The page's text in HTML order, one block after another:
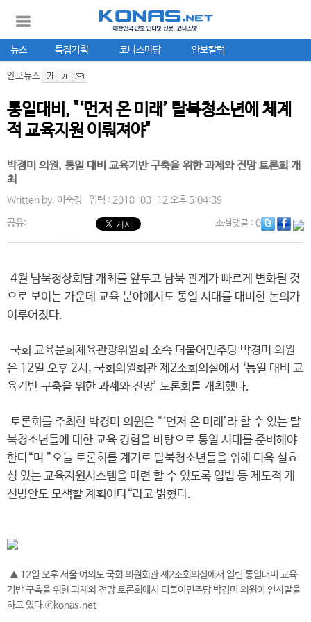
뉴스 특집기획 코나스마당 안보칼럼
안보뉴스
통일대비, "‘먼저 온 미래’ 탈북청소년에 체계
적 교육지원 이뤄져야"
박경미 의원, 통일 대비 교육기반 구축을 위한 과제와 전망 토론회 개
최
Written by. 이숙경 입력 : 2018-03-12 오후 5:04:39
공유: 소셜댓글: 0
4월 남북정상회담 개최를 앞두고 남북 관계가 빠르게 변화될 것
으로 보이는 가운데 교육 분야에서도 통일 시대를 대비한 논의가
이루어졌다.
국회 교육문화체육관광위원회 소속 더불어민주당 박경미 의원
은 12일 오후 2시, 국회의원회관 제2소회의실에서 ‘통일 대비 교
육기반 구축을 위한 과제와 전망’ 토론회를 개최했다.
토론회를 주최한 박경미 의원은 “‘먼저 온 미래’라 할 수 있는 탈
북청소년들에 대한 교육 경험을 바탕으로 통일 시대를 준비해야
한다“며 ”오늘 토론회를 계기로 탈북청소년들을 위해 더욱 실효
성 있는 교육지원시스템을 마련 할 수 있도록 입법 등 제도적 개
선방안도 모색할 계획이다“라고 밝혔다.
▲ 12일 오후 서울 여의도 국회 의원회관 제2소회의실에서 열린 통일대비 교육
기반 구축을 위한 과제와 전망 토론회에서 더불어민주당 박경미 의원이 인사말을
하고 있다.ⓒkonas.net